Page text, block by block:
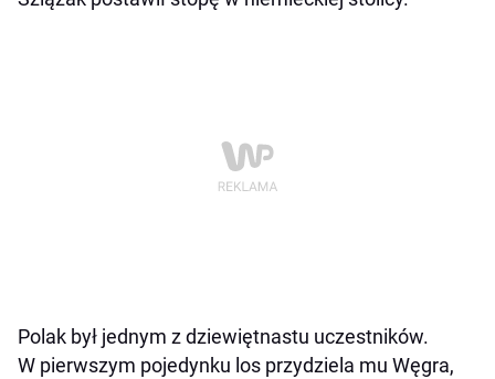
Polak był jednym z dziewiętnastu uczestników.
W pierwszym pojedynku los przydziela mu Węgra,